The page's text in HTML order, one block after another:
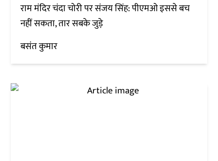
राम मंदिर चंदा चोरी पर संजय सिंह: पीएमओ इससे बच
नहीं सकता, तार सबके जुड़े
बसंत कुमार